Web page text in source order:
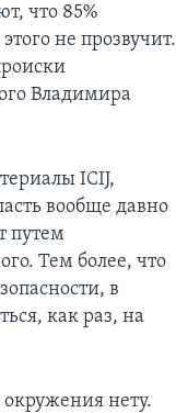
что 85%
не прозвучит.
Владимира
ICIJ,
вообще давно
путем
Тем более, что
в
как раз, на
нету.